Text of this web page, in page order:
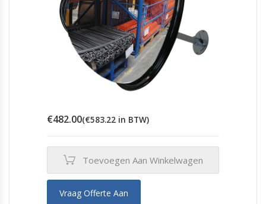
€482.00(€583.22 in BTW)
Toevoegen Aan Winkelwagen
Vraag Offerte Aan